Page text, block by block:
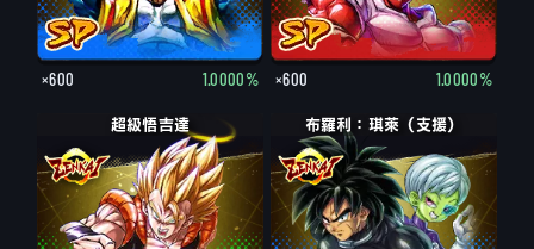
×600 1.0000% ×600 1.0000%
超級悟吉達 布羅利：琪萊（支援）